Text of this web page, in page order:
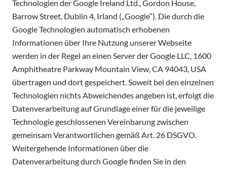
Technologien der Google Ireland Ltd., Gordon House,
Barrow Street, Dublin 4, Irland („Google“). Die durch die
Google Technologien automatisch erhobenen
Informationen über Ihre Nutzung unserer Webseite
werden in der Regel an einen Server der Google LLC, 1600
Amphitheatre Parkway Mountain View, CA 94043, USA
übertragen und dort gespeichert. Soweit bei den einzelnen
Technologien nichts Abweichendes angeben ist, erfolgt die
Datenverarbeitung auf Grundlage einer für die jeweilige
Technologie geschlossenen Vereinbarung zwischen
gemeinsam Verantwortlichen gemäß Art. 26 DSGVO.
Weitergehende Informationen über die
Datenverarbeitung durch Google finden Sie in den